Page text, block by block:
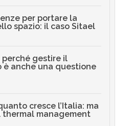
per portare la
spazio: il caso Sitael
perché gestire il
è anche una questione
cresce l’Italia: ma
management